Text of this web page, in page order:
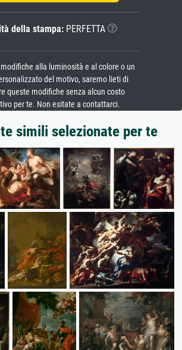
della stampa:PERFETTA
alla luminosità e al colore o un
del motivo, saremo lieti di
queste modifiche senza alcun costo
per te. Non esitate a contattarci.
simili selezionate per te